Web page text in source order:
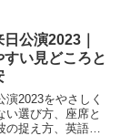
公演2023｜
い見どころと
演2023をやさしく
い選び方、座席と
捉え方、英語上